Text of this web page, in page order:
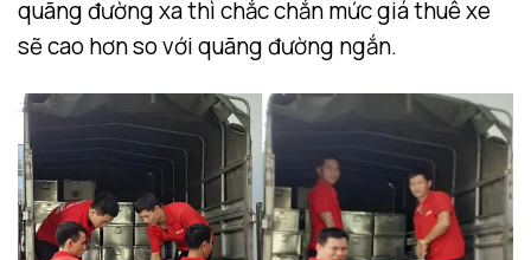
quãng đường xa thì chắc chắn mức giá thuê xe
sẽ cao hơn so với quãng đường ngắn.